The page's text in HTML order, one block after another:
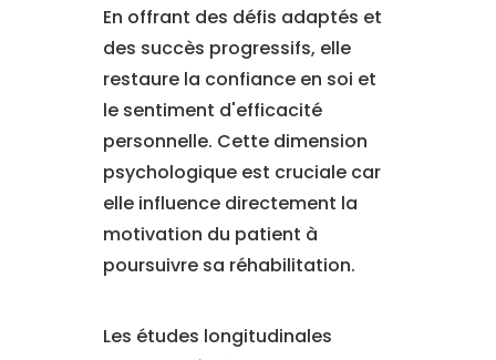
En offrant des défis adaptés et
des succès progressifs, elle
restaure la confiance en soi et
le sentiment d'efficacité
personnelle. Cette dimension
psychologique est cruciale car
elle influence directement la
motivation du patient à
poursuivre sa réhabilitation.
Les études longitudinales